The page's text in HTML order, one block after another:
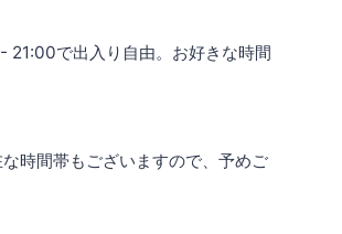
21:00で出入り自由。お好きな時間
時間帯もございますので、予めご